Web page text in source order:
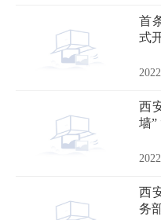
首
式
西
墙”
西
务